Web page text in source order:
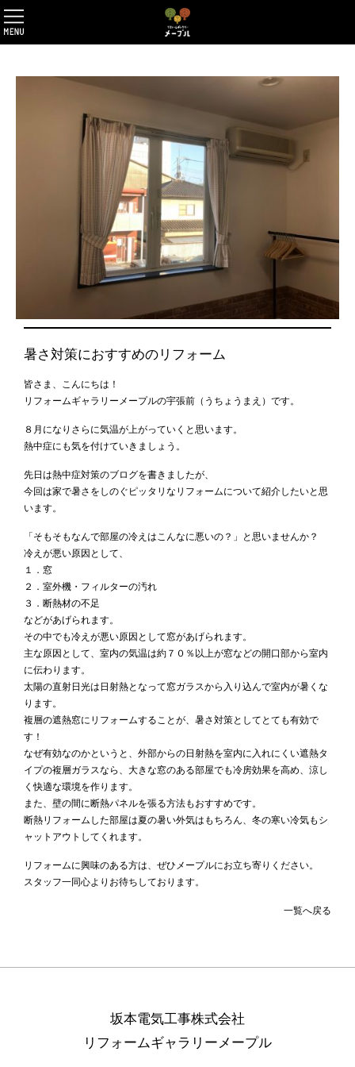
暑さ対策におすすめのリフォーム
皆さま、こんにちは！
リフォームギャラリーメープルの宇張前（うちょうまえ）です。
８月になりさらに気温が上がっていくと思います。
熱中症にも気を付けていきましょう。
先日は熱中症対策のブログを書きましたが、
今回は家で暑さをしのぐピッタリなリフォームについて紹介したいと思
います。
「そもそもなんで部屋の冷えはこんなに悪いの？」と思いませんか？
冷えが悪い原因として、
１．窓
２．室外機・フィルターの汚れ
３．断熱材の不足
などがあげられます。
その中でも冷えが悪い原因として窓があげられます。
主な原因として、室内の気温は約７０％以上が窓などの開口部から室内
に伝わります。
太陽の直射日光は日射熱となって窓ガラスから入り込んで室内が暑くな
ります。
複層の遮熱窓にリフォームすることが、暑さ対策としてとても有効で
す！
なぜ有効なのかというと、外部からの日射熱を室内に入れにくい遮熱タ
イプの複層ガラスなら、大きな窓のある部屋でも冷房効果を高め、涼し
く快適な環境を作ります。
また、壁の間に断熱パネルを張る方法もおすすめです。
断熱リフォームした部屋は夏の暑い外気はもちろん、冬の寒い冷気もシ
ャットアウトしてくれます。
リフォームに興味のある方は、ぜひメープルにお立ち寄りください。
スタッフ一同心よりお待ちしております。
一覧へ戻る
坂本電気工事株式会社
リフォームギャラリーメープル